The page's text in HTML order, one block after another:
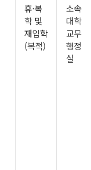
휴·복
학 및
재입학
(복적)
소속
대학
교무
행정
실